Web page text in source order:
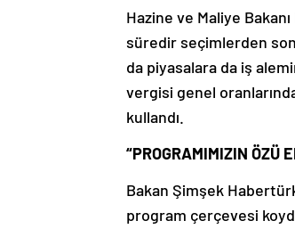
Hazine ve Maliye
süredir seçimlerden
da piyasalara da iş
vergisi genel
kullandı.
“PROGRAMIMIZIN ÖZÜ
Bakan Şimşek
program çerçevesi